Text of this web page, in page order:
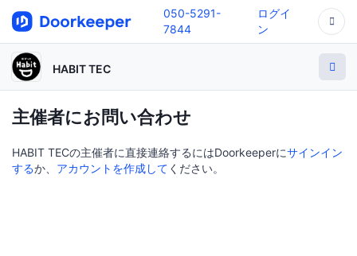
050-5291-
7844
ログイ
ン
HABIT TEC
主催者にお問い合わせ
HABIT TECの主催者に直接連絡するにはDoorkeeperにサインイン
するか、 アカウントを作成して ください。